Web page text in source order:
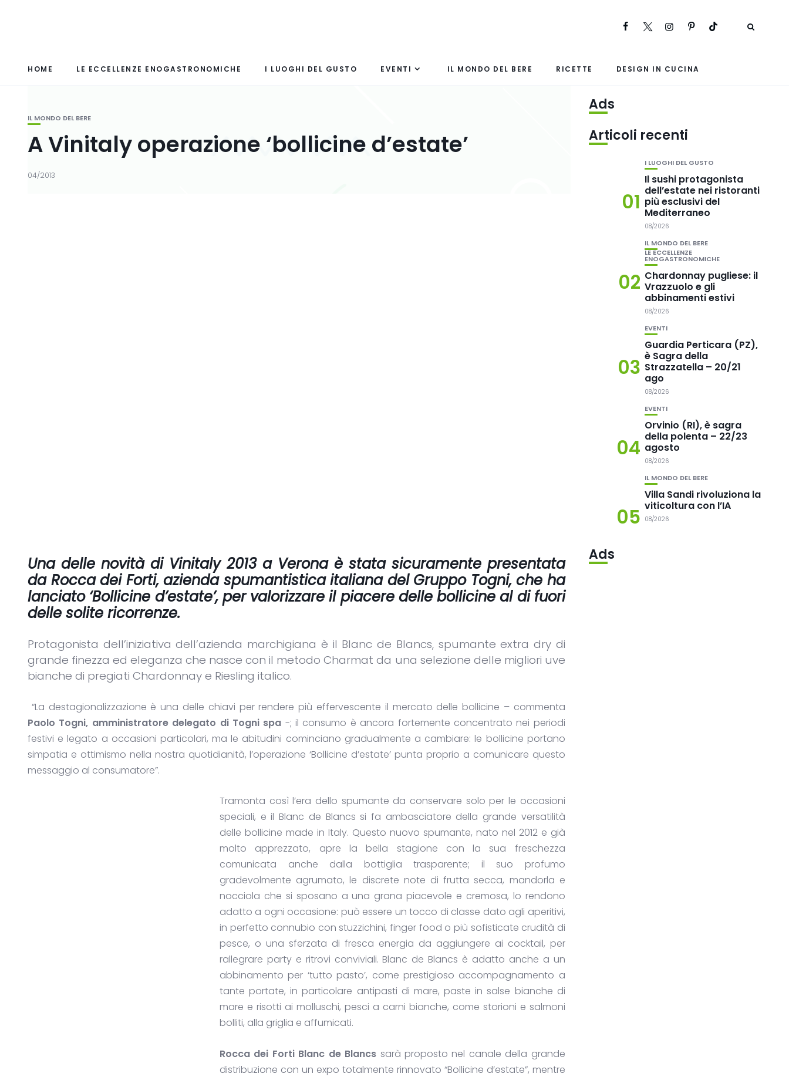
HOME LE ECCELLENZE ENOGASTRONOMICHE I LUOGHI DEL GUSTO EVENTI IL MONDO DEL BERE RICETTE DESIGN IN CUCINA
IL MONDO DEL BERE
A Vinitaly operazione ‘bollicine d’estate’
04/2013
Una delle novità di Vinitaly 2013 a Verona è stata sicuramente presentata
da Rocca dei Forti, azienda spumantistica italiana del Gruppo Togni, che ha
lanciato ‘Bollicine d’estate’, per valorizzare il piacere delle bollicine al di fuori
delle solite ricorrenze.
Protagonista dell’iniziativa dell’azienda marchigiana è il Blanc de Blancs, spumante extra dry di
grande finezza ed eleganza che nasce con il metodo Charmat da una selezione delle migliori uve
bianche di pregiati Chardonnay e Riesling italico.
“La destagionalizzazione è una delle chiavi per rendere più effervescente il mercato delle bollicine – commenta
Paolo Togni, amministratore delegato di Togni spa -; il consumo è ancora fortemente concentrato nei periodi
festivi e legato a occasioni particolari, ma le abitudini cominciano gradualmente a cambiare: le bollicine portano
simpatia e ottimismo nella nostra quotidianità, l’operazione ‘Bollicine d’estate’ punta proprio a comunicare questo
messaggio al consumatore”.
Tramonta così l’era dello spumante da conservare solo per le occasioni
speciali, e il Blanc de Blancs si fa ambasciatore della grande versatilità
delle bollicine made in Italy. Questo nuovo spumante, nato nel 2012 e già
molto apprezzato, apre la bella stagione con la sua freschezza
comunicata anche dalla bottiglia trasparente; il suo profumo
gradevolmente agrumato, le discrete note di frutta secca, mandorla e
nocciola che si sposano a una grana piacevole e cremosa, lo rendono
adatto a ogni occasione: può essere un tocco di classe dato agli aperitivi,
in perfetto connubio con stuzzichini, finger food o più sofisticate crudità di
pesce, o una sferzata di fresca energia da aggiungere ai cocktail, per
rallegrare party e ritrovi conviviali. Blanc de Blancs è adatto anche a un
abbinamento per ‘tutto pasto’, come prestigioso accompagnamento a
tante portate, in particolare antipasti di mare, paste in salse bianche di
mare e risotti ai molluschi, pesci a carni bianche, come storioni e salmoni
bolliti, alla griglia e affumicati.
Rocca dei Forti Blanc de Blancs sarà proposto nel canale della grande
distribuzione con un expo totalmente rinnovato “Bollicine d’estate”, mentre
Ads
Articoli recenti
01
I LUOGHI DEL GUSTO
Il sushi protagonista
dell’estate nei ristoranti
più esclusivi del
Mediterraneo
08/2026
02
IL MONDO DEL BERE
LE ECCELLENZE
ENOGASTRONOMICHE
Chardonnay pugliese: il
Vrazzuolo e gli
abbinamenti estivi
08/2026
03
EVENTI
Guardia Perticara (PZ),
è Sagra della
Strazzatella – 20/21
ago
08/2026
04
EVENTI
Orvinio (RI), è sagra
della polenta – 22/23
agosto
08/2026
05
IL MONDO DEL BERE
Villa Sandi rivoluziona la
viticoltura con l’IA
08/2026
Ads